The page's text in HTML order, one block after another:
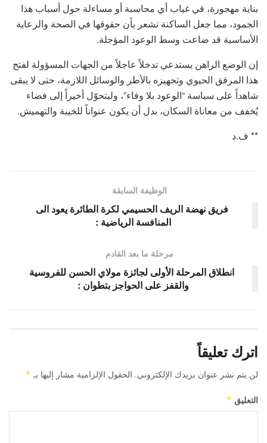
بناية مهجورة، في غياب أي محاسبة أو مساءلة حول أسباب هذا
الجمود، مما جعل الساكنة تشعر بأن حقوقها في الصحة والرعاية
الأساسية قد ضاعت وسط الوعود المؤجلة.
إن الوضع الراهن يستدعي تدخلاً عاجلاً من الجهات المسؤولة لفتح
هذا المرفق الحيوي وتجهيزه بالأطر والوسائل اللازمة، حتى لا يبقى
شاهداً على سياسة “الوعود بلا وفاء”، وليتحوّل أخيراً إلى فضاء
يُخفف من معاناة السكان، بدل أن يكون عنواناً للخيبة والتهميش.
** ف.د
الوظيفة السابقة
فريق نهضة الريف الحسيمي لكرة الطائرة يعود الى
المنافسة الرياضية :
مرحلة ما بعد القادم
انطلاق المرحلة الأولى لجائزة مولاي الحسن للفروسية
والقفز على الحواجز بتطوان :
اترك تعليقاً
لن يتم نشر عنوان بريدك الإلكتروني. الحقول الإلزامية مشار إليها بـ *
التعليق *